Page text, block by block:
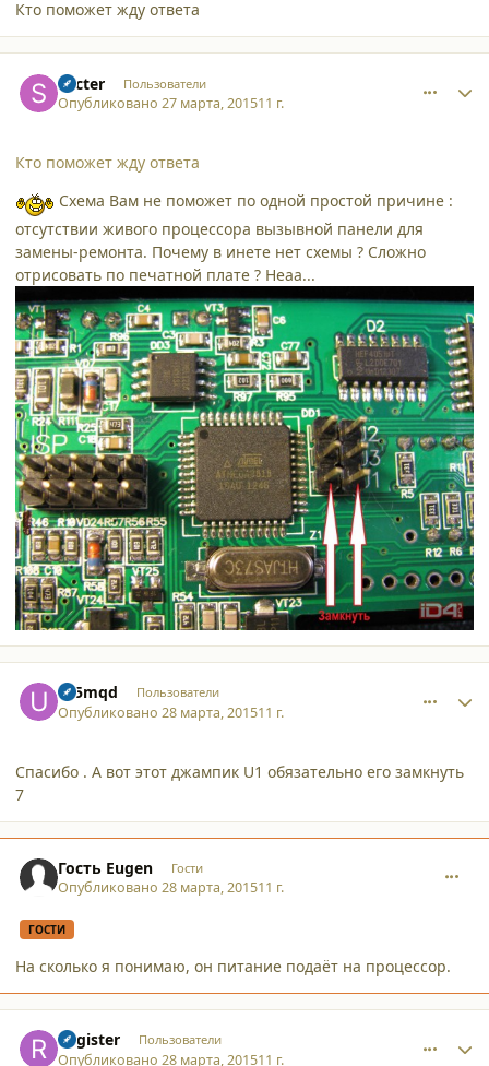
Кто поможет жду ответа
Secter Пользователи
Опубликовано27 марта, 201511 г.
Кто поможет жду ответа
Схема Вам не поможет по одной простой причине :
отсутствии живого процессора вызывной панели для
замены-ремонта. Почему в инете нет схемы ? Сложно
отрисовать по печатной плате ? Неаа...
ur5mqd Пользователи
Опубликовано28 марта, 201511 г.
Спасибо . А вот этот джампик U1 обязательно его замкнуть
7
Гость Eugen Гости
Опубликовано28 марта, 201511 г.
ГОСТИ
На сколько я понимаю, он питание подаёт на процессор.
Register Пользователи
Опубликовано28 марта, 201511 г.